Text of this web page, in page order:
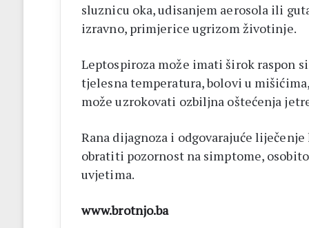
sluznicu oka, udisanjem aerosola ili
izravno, primjerice ugrizom životinje.
Leptospiroza može imati širok raspon
tjelesna temperatura, bolovi u
može uzrokovati ozbiljna oštećenja
Rana dijagnoza i odgovarajuće
obratiti pozornost na simptome,
uvjetima.
www.brotnjo.ba